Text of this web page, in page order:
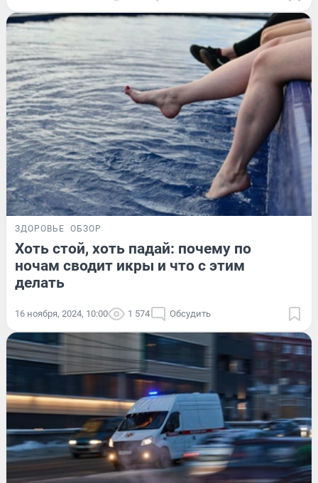
ЗДОРОВЬЕ ОБЗОР
Хоть стой, хоть падай: почему по
ночам сводит икры и что с этим
делать
16 ноября, 2024, 10:00 1 574 Обсудить